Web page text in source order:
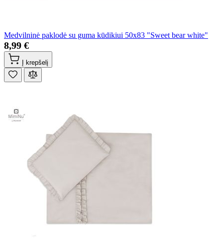
Medvilninė paklodė su guma kūdikiui 50x83 "Sweet bear white"
8,99 €
Į krepšelį